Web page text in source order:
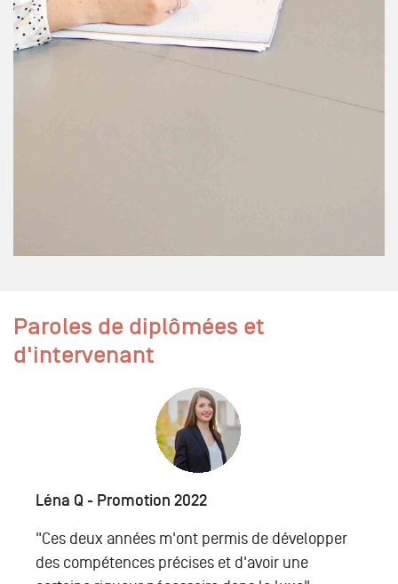
Paroles de diplômées et
d'intervenant
Léna Q - Promotion 2022
"Ces deux années m'ont permis de développer
des compétences précises et d'avoir une